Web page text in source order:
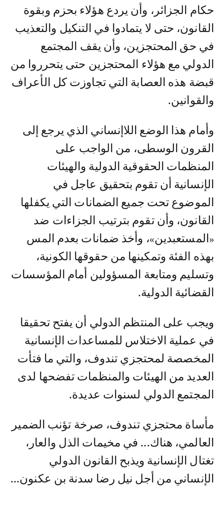
حكام الجزائر، وأن يردع هؤلاء بحزم وبقوة
القانون، حتى لا يتمادوا في التنكيل والتعذيب
في حق المحتجزين، وأن يقف المجتمع
الدولي مع هؤلاء المحتجزين حتى يتحرروا من
قبضة هذه العصابة التي تجاوزت كل الأعراف
والقوانين.
وأمام هذا الوضع اللاإنساني الذي يرجع إلى
القرون الوسطى، من الواجب على
المنظمات الحقوقية الدولية والهيئات
الإنسانية أن تقوم بتحقيق عاجل في
الموضوع تحت جميع الضمانات التي يكفلها
القانون، وأن تقوم بترتيب الجزاءات ضد
«المستعبدين»، وأخذ ضمانات بعدم المس
بهذه الفئة وتمكينها من حقوقها الكونية،
وتسليم ومتابعة المسؤولين أمام المؤسسات
القضائية الدولية.
ويجب على المنتظم الدولي أن يفتح تحقيقا
في عملية الاختلاس للمساعدات الإنسانية
المخصصة لمحتجزي تندوف، والتي ما فتأت
العديد من الهيئات والمنظمات تفضحها لدى
المجتمع الدولي لسنوات عديدة.
مأساة محتجزي تندوف، صرخة تؤنب الضمير
العالمي، هناك... في مخيمات الذل والعار،
تغتال الإنسانية ويذبح القانون الدولي
الإنساني من أجل نيل رضا سدنة بن عكنون...